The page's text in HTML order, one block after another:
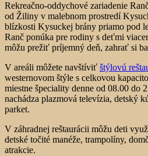
Rekreačno-oddychové zariadenie
od Žiliny v malebnom prostredí
blízkosti Kysuckej brány priamo pod
Ranč ponúka pre rodiny s deťmi
môžu prežiť príjemný deň, zahrať si
V areáli môžete navštíviť štýlovú
westernovom štýle s celkovou
miestne špeciality denne od 08.00 do
nachádza plazmová televízia, detský
parket.
V záhradnej reštaurácii môžu deti
detské točité manéže, trampolíny,
atrakcie.